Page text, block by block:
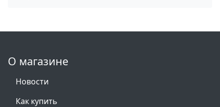
О магазине
Новости
Как купить